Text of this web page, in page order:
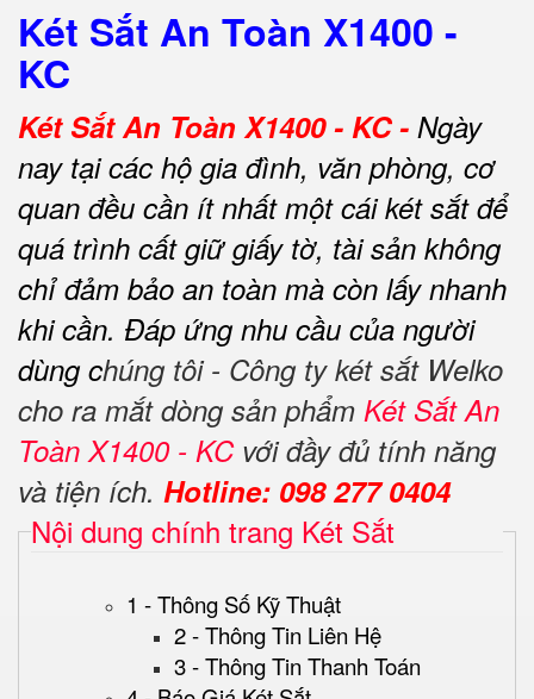
Két Sắt An Toàn X1400 -
KC
Két Sắt An Toàn X1400 - KC - Ngày
nay tại các hộ gia đình, văn phòng, cơ
quan đều cần ít nhất một cái két sắt để
quá trình cất giữ giấy tờ, tài sản không
chỉ đảm bảo an toàn mà còn lấy nhanh
khi cần. Đáp ứng nhu cầu của người
dùng chúng tôi - Công ty két sắt Welko
cho ra mắt dòng sản phẩm Két Sắt An
Toàn X1400 - KCvới đầy đủ tính năng
và tiện ích. Hotline: 098 277 0404
Nội dung chính trang Két Sắt
1 - Thông Số Kỹ Thuật
2 - Thông Tin Liên Hệ
3 - Thông Tin Thanh Toán